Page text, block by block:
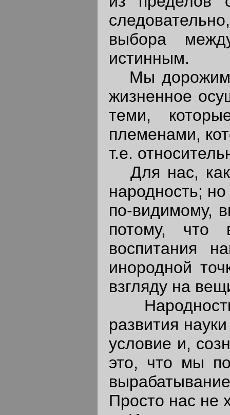
выбора
истинным.
Мы дорожим
жизненное
теми,
племенами,
т.е.
Для нас, как
народность;
по-видимому,
потому, что
воспитания
инородной
взгляду на
Народность
развития
условие и,
это, что мы
Просто нас не